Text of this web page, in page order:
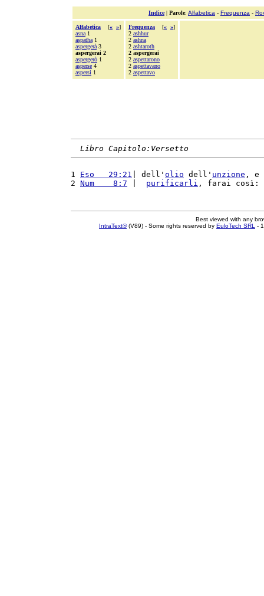
Indice| Parole: Alfabetica - Frequenza -
Alfabetica [« »]
asna 1
aspatha 1
aspergerà 3
aspergerai 2
aspergerò 1
asperse 4
aspersi 1
Frequenza [« »]
2 ashhur
2 ashna
2 ashtaroth
2 aspergerai
2 aspettarono
2 aspettavano
2 aspettavo
Libro Capitolo:Versetto
1 Eso   29:21 | dell' olio dell' unzione , e
2 Num    8:7 purificarli , farai
Best viewed with any
IntraText®(V89) - Some rights reserved by EuloTech SRL -